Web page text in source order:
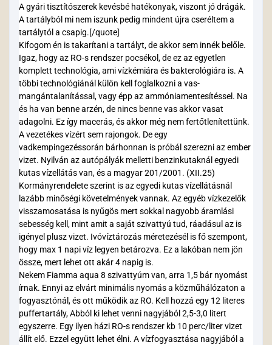
A gyári tisztítószerek kevésbé hatékonyak, viszont jó drágák.
A tartályból mi nem iszunk pedig mindent újra cseréltem a
tartálytól a csapig.[/quote]
Kifogom én is takarítani a tartályt, de akkor sem innék belőle.
Igaz, hogy az RO-s rendszer pocsékol, de ez az egyetlen
komplett technológia, ami vízkémiára és bakterológiára is. A
többi technológiánál külön kell foglalkozni a vas-
mangántalanítással, vagy épp az ammóniamentesítéssel. Na
és ha van benne arzén, de nincs benne vas akkor vasat
adagolni. Ez így macerás, és akkor még nem fertőtlenítettünk.
A vezetékes vízért sem rajongok. De egy
vadkempingezéssorán bárhonnan is próbál szerezni az ember
vizet. Nyilván az autópályák melletti benzinkutaknál egyedi
kutas vízellátás van, és a magyar 201/2001. (XII.25)
Kormányrendelete szerint is az egyedi kutas vízellátásnál
lazább minőségi követelmények vannak. Az egyéb vízkezelők
visszamosatása is nyűgös mert sokkal nagyobb áramlási
sebesség kell, mint amit a saját szivattyú tud, ráadásul az is
igényel plusz vizet. Ivóvíztározás méretezésél is fő szempont,
hogy max 1 napi víz legyen betározva. Ez a lakóban nem jön
össze, mert lehet ott akár 4 napig is.
Nekem Fiamma aqua 8 szivattyúm van, arra 1,5 bár nyomást
írnak. Ennyi az elvárt minimális nyomás a közműhálózaton a
fogyasztónál, és ott működik az RO. Kell hozzá egy 12 literes
puffertartály, Abból ki lehet venni nagyjából 2,5-3,0 litert
egyszerre. Egy ilyen házi RO-s rendszer kb 10 perc/liter vizet
állít elő. Ezzel együtt lehet élni. A vízfogyasztása nagyjából a